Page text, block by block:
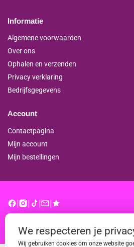
Informatie
Algemene voorwaarden
Over ons
Ophalen en verzenden
Privacy verklaring
Bedrijfsgegevens
Account
Contactpagina
Mijn account
Mijn bestellingen
We respecteren je
Wij gebruiken cookies om onze website